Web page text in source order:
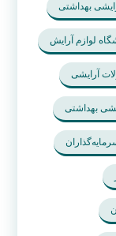
بهداشتی
لوازم آرایش
آرایشی
بهداشتی